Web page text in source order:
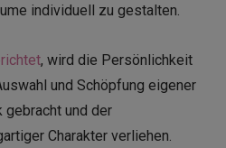
individuell zu gestalten.
, wird die Persönlichkeit
und Schöpfung eigener
gebracht und der
Charakter verliehen.